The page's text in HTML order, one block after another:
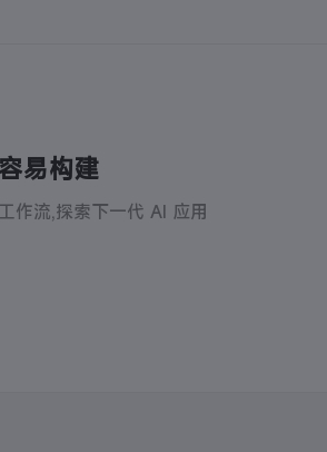
易构建
作流,探索下一代 AI 应用